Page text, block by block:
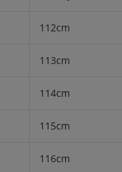
112cm
113cm
114cm
115cm
116cm